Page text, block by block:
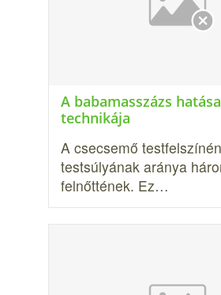
A babamasszázs
technikája
A csecsemő
testsúlyának aránya
felnőttének. Ez…